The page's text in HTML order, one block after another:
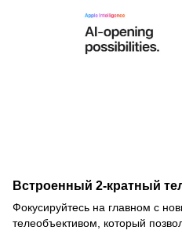
Встроенный 2-кратный
Фокусируйтесь на главном с
телеобъективом, который